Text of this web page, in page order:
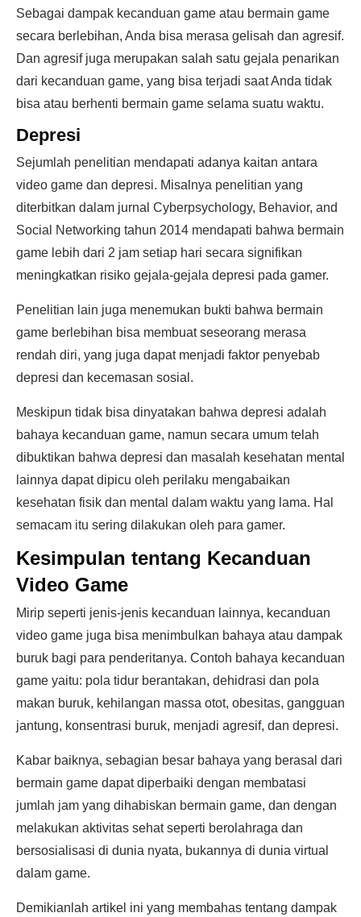
Sebagai dampak kecanduan game atau bermain game
secara berlebihan, Anda bisa merasa gelisah dan agresif.
Dan agresif juga merupakan salah satu gejala penarikan
dari kecanduan game, yang bisa terjadi saat Anda tidak
bisa atau berhenti bermain game selama suatu waktu.
Depresi
Sejumlah penelitian mendapati adanya kaitan antara
video game dan depresi. Misalnya penelitian yang
diterbitkan dalam jurnal Cyberpsychology, Behavior, and
Social Networking tahun 2014 mendapati bahwa bermain
game lebih dari 2 jam setiap hari secara signifikan
meningkatkan risiko gejala-gejala depresi pada gamer.
Penelitian lain juga menemukan bukti bahwa bermain
game berlebihan bisa membuat seseorang merasa
rendah diri, yang juga dapat menjadi faktor penyebab
depresi dan kecemasan sosial.
Meskipun tidak bisa dinyatakan bahwa depresi adalah
bahaya kecanduan game, namun secara umum telah
dibuktikan bahwa depresi dan masalah kesehatan mental
lainnya dapat dipicu oleh perilaku mengabaikan
kesehatan fisik dan mental dalam waktu yang lama. Hal
semacam itu sering dilakukan oleh para gamer.
Kesimpulan tentang Kecanduan
Video Game
Mirip seperti jenis-jenis kecanduan lainnya, kecanduan
video game juga bisa menimbulkan bahaya atau dampak
buruk bagi para penderitanya. Contoh bahaya kecanduan
game yaitu: pola tidur berantakan, dehidrasi dan pola
makan buruk, kehilangan massa otot, obesitas, gangguan
jantung, konsentrasi buruk, menjadi agresif, dan depresi.
Kabar baiknya, sebagian besar bahaya yang berasal dari
bermain game dapat diperbaiki dengan membatasi
jumlah jam yang dihabiskan bermain game, dan dengan
melakukan aktivitas sehat seperti berolahraga dan
bersosialisasi di dunia nyata, bukannya di dunia virtual
dalam game.
Demikianlah artikel ini yang membahas tentang dampak